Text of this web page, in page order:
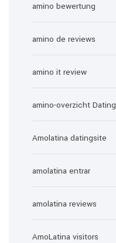
amino bewertung
amino de reviews
amino it review
amino-overzicht Dating
Amolatina datingsite
amolatina entrar
amolatina reviews
AmoLatina visitors